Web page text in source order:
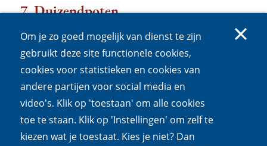
Om je zo goed mogelijk van dienst te zijn
gebruikt deze site functionele cookies,
cookies voor statistieken en cookies van
andere partijen voor social media en
video's. Klik op 'toestaan' om alle cookies
toe te staan. Klik op 'Instellingen' om zelf te
kiezen wat je toestaat. Kies je niet? Dan
7. Duizendpoten
Let op: aantal poten
Een steenloper
15 paar poten